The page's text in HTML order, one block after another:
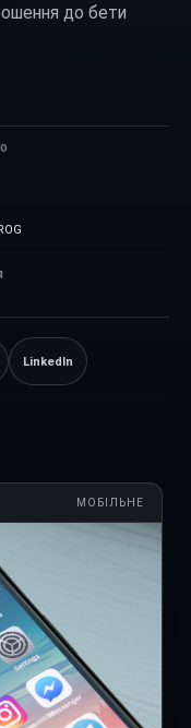
до бети
LinkedIn
МОБІЛЬНЕ